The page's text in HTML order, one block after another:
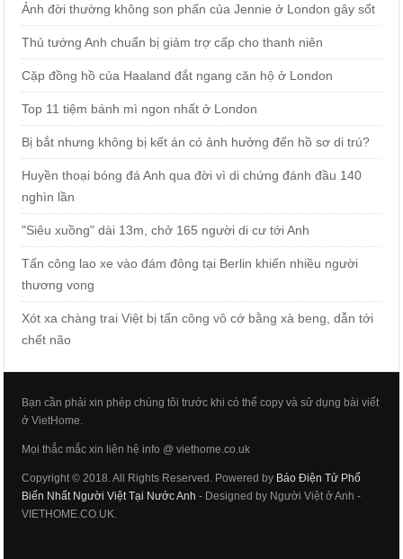
Ảnh đời thường không son phấn của Jennie ở London gây sốt
Thủ tướng Anh chuẩn bị giảm trợ cấp cho thanh niên
Cặp đồng hồ của Haaland đắt ngang căn hộ ở London
Top 11 tiệm bánh mì ngon nhất ở London
Bị bắt nhưng không bị kết án có ảnh hưởng đến hồ sơ di trú?
Huyền thoại bóng đá Anh qua đời vì di chứng đánh đầu 140
nghìn lần
"Siêu xuồng" dài 13m, chở 165 người di cư tới Anh
Tấn công lao xe vào đám đông tại Berlin khiến nhiều người
thương vong
Xót xa chàng trai Việt bị tấn công vô cớ bằng xà beng, dẫn tới
chết não
Bạn cần phải xin phép chúng tôi trước khi có thể copy và sử dụng bài viết
ở VietHome.
Mọi thắc mắc xin liên hệ info @ viethome.co.uk
Copyright © 2018. All Rights Reserved. Powered by Báo Điện Tử Phổ
Biến Nhất Người Việt Tại Nước Anh - Designed by Người Việt ở Anh -
VIETHOME.CO.UK.